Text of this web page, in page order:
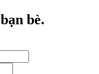
bè.